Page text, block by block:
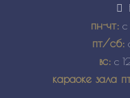
пн-чт:с
пт/сб:
вс:с
караоке зала